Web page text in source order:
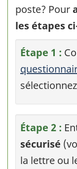
poste? Pour
les étapes
Étape 1 :
sélectionnez
Étape 2 :
sécurisé
la lettre ou